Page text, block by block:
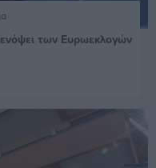
των Ευρωεκλογών